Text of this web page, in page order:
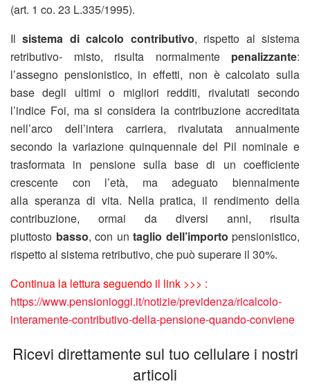
(art. 1 co. 23 L.335/1995).
Ilsistema di calcolo contributivo, rispetto al sistema
retributivo- misto, risulta normalmente penalizzante:
l’assegno pensionistico, in effetti, non è calcolato sulla
base degli ultimi o migliori redditi, rivalutati secondo
l’indice Foi, ma si considera la contribuzione accreditata
nell’arco dell’intera carriera, rivalutata annualmente
secondo la variazione quinquennale del Pil nominale e
trasformata in pensione sulla base di un coefficiente
crescente con l’età, ma adeguato biennalmente
alla speranza di vita. Nella pratica, il rendimento della
contribuzione, ormai da diversi anni, risulta
piuttosto basso, con un taglio dell’importo pensionistico,
rispetto al sistema retributivo, che può superare il 30%.
Continua la lettura seguendo il link >>> :
https://www.pensionioggi.it/notizie/previdenza/ricalcolo-
interamente-contributivo-della-pensione-quando-conviene
Ricevi direttamente sul tuo cellulare i nostri
articoli